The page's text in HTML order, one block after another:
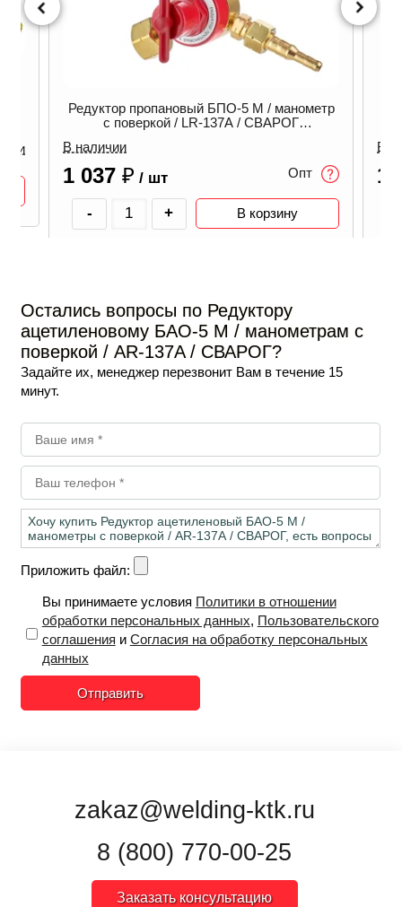
Опт
Редуктор кислородный БКО-50-5 /
манометры с поверкой / СВАРОГ
В наличии
1 807₽ Опт
- В корзину
Остались вопросы по Редуктору
ацетиленовому БАО-5 М / манометрам с
поверкой / AR-137A / СВАРОГ?
Задайте их, менеджер перезвонит Вам в течение 15
минут.
Приложить файл:
Вы принимаете условия Политики в отношении
обработки персональных данных, Пользовательского
соглашения и Согласия на обработку персональных
данных
Отправить
zakaz@welding-ktk.ru
8 (800) 770-00-25
Заказать консультацию